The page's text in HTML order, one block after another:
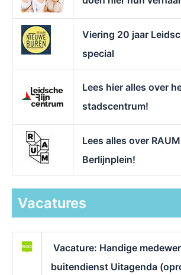
Viering 20 jaar
special
Lees hier alles over
stadscentrum!
Lees alles over
Berlijnplein!
Vacatures
Vacature: Handige
buitendienst Uitagenda